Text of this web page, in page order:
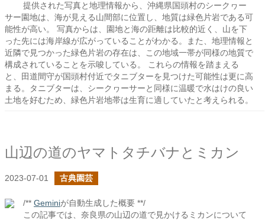
提供された写真と地理情報から、沖縄県国頭村のシークヮー
サー園地は、海が見える山間部に位置し、地質は緑色片岩である可
能性が高い。 写真からは、園地と海の距離は比較的近く、山を下
った先には海岸線が広がっていることがわかる。また、地理情報と
近隣で見つかった緑色片岩の存在は、この地域一帯が同様の地質で
構成されていることを示唆している。 これらの情報を踏まえる
と、田道間守が国頭村付近でタニブターを見つけた可能性は更に高
まる。タニブターは、シークヮーサーと同様に温暖で水はけの良い
土地を好むため、緑色片岩地帯は生育に適していたと考えられる。
山辺の道のヤマトタチバナとミカン
2023-07-01 古典園芸
/** Geminiが自動生成した概要 **/
この記事では、奈良県の山辺の道で見かけるミカンについて